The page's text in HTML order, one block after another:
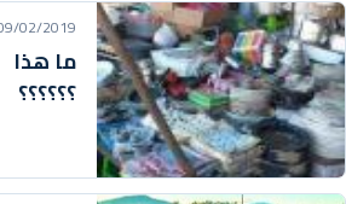
02/2019
ما هذا
؟؟؟؟؟؟